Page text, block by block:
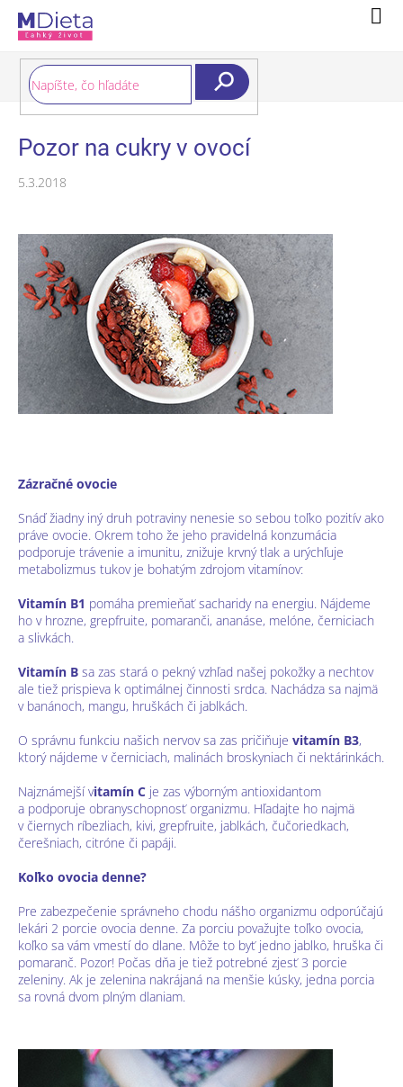
obsah
Pozor na cukry v ovocí
5.3.2018
Zázračné ovocie
Snáď žiadny iný druh potraviny nenesie so sebou toľko pozitív ako
práve ovocie. Okrem toho že jeho pravidelná konzumácia
podporuje trávenie a imunitu, znižuje krvný tlak a urýchľuje
metabolizmus tukov je bohatým zdrojom vitamínov:
Vitamín B1 pomáha premieňať sacharidy na energiu. Nájdeme
ho v hrozne, grepfruite, pomaranči, ananáse, melóne, černiciach
a slivkách.
Vitamín B sa zas stará o pekný vzhľad našej pokožky a nechtov
ale tiež prispieva k optimálnej činnosti srdca. Nachádza sa najmä
v banánoch, mangu, hruškách či jablkách.
O správnu funkciu našich nervov sa zas pričiňuje vitamín B3,
ktorý nájdeme v černiciach, malinách broskyniach či nektárinkách.
Najznámejší vitamín C je zas výborným antioxidantom
a podporuje obranyschopnosť organizmu. Hľadajte ho najmä
v čiernych ríbezliach, kivi, grepfruite, jablkách, čučoriedkach,
čerešniach, citróne či papáji.
Koľko ovocia denne?
Pre zabezpečenie správneho chodu nášho organizmu odporúčajú
lekári 2 porcie ovocia denne. Za porciu považujte toľko ovocia,
koľko sa vám vmestí do dlane. Môže to byť jedno jablko, hruška či
pomaranč. Pozor! Počas dňa je tiež potrebné zjesť 3 porcie
zeleniny. Ak je zelenina nakrájaná na menšie kúsky, jedna porcia
sa rovná dvom plným dlaniam.